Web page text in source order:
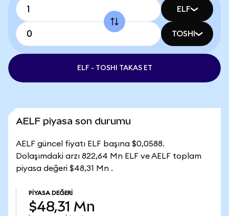
ELF
TOSHI
ELF - TOSHI TAKAS ET
AELF piyasa son durumu
AELF güncel fiyatı ELF başına $0,0588.
Dolaşımdaki arzı 822,64 Mn ELF ve AELF toplam
piyasa değeri $48,31 Mn .
PIYASA DEĞERI
$48,31 Mn